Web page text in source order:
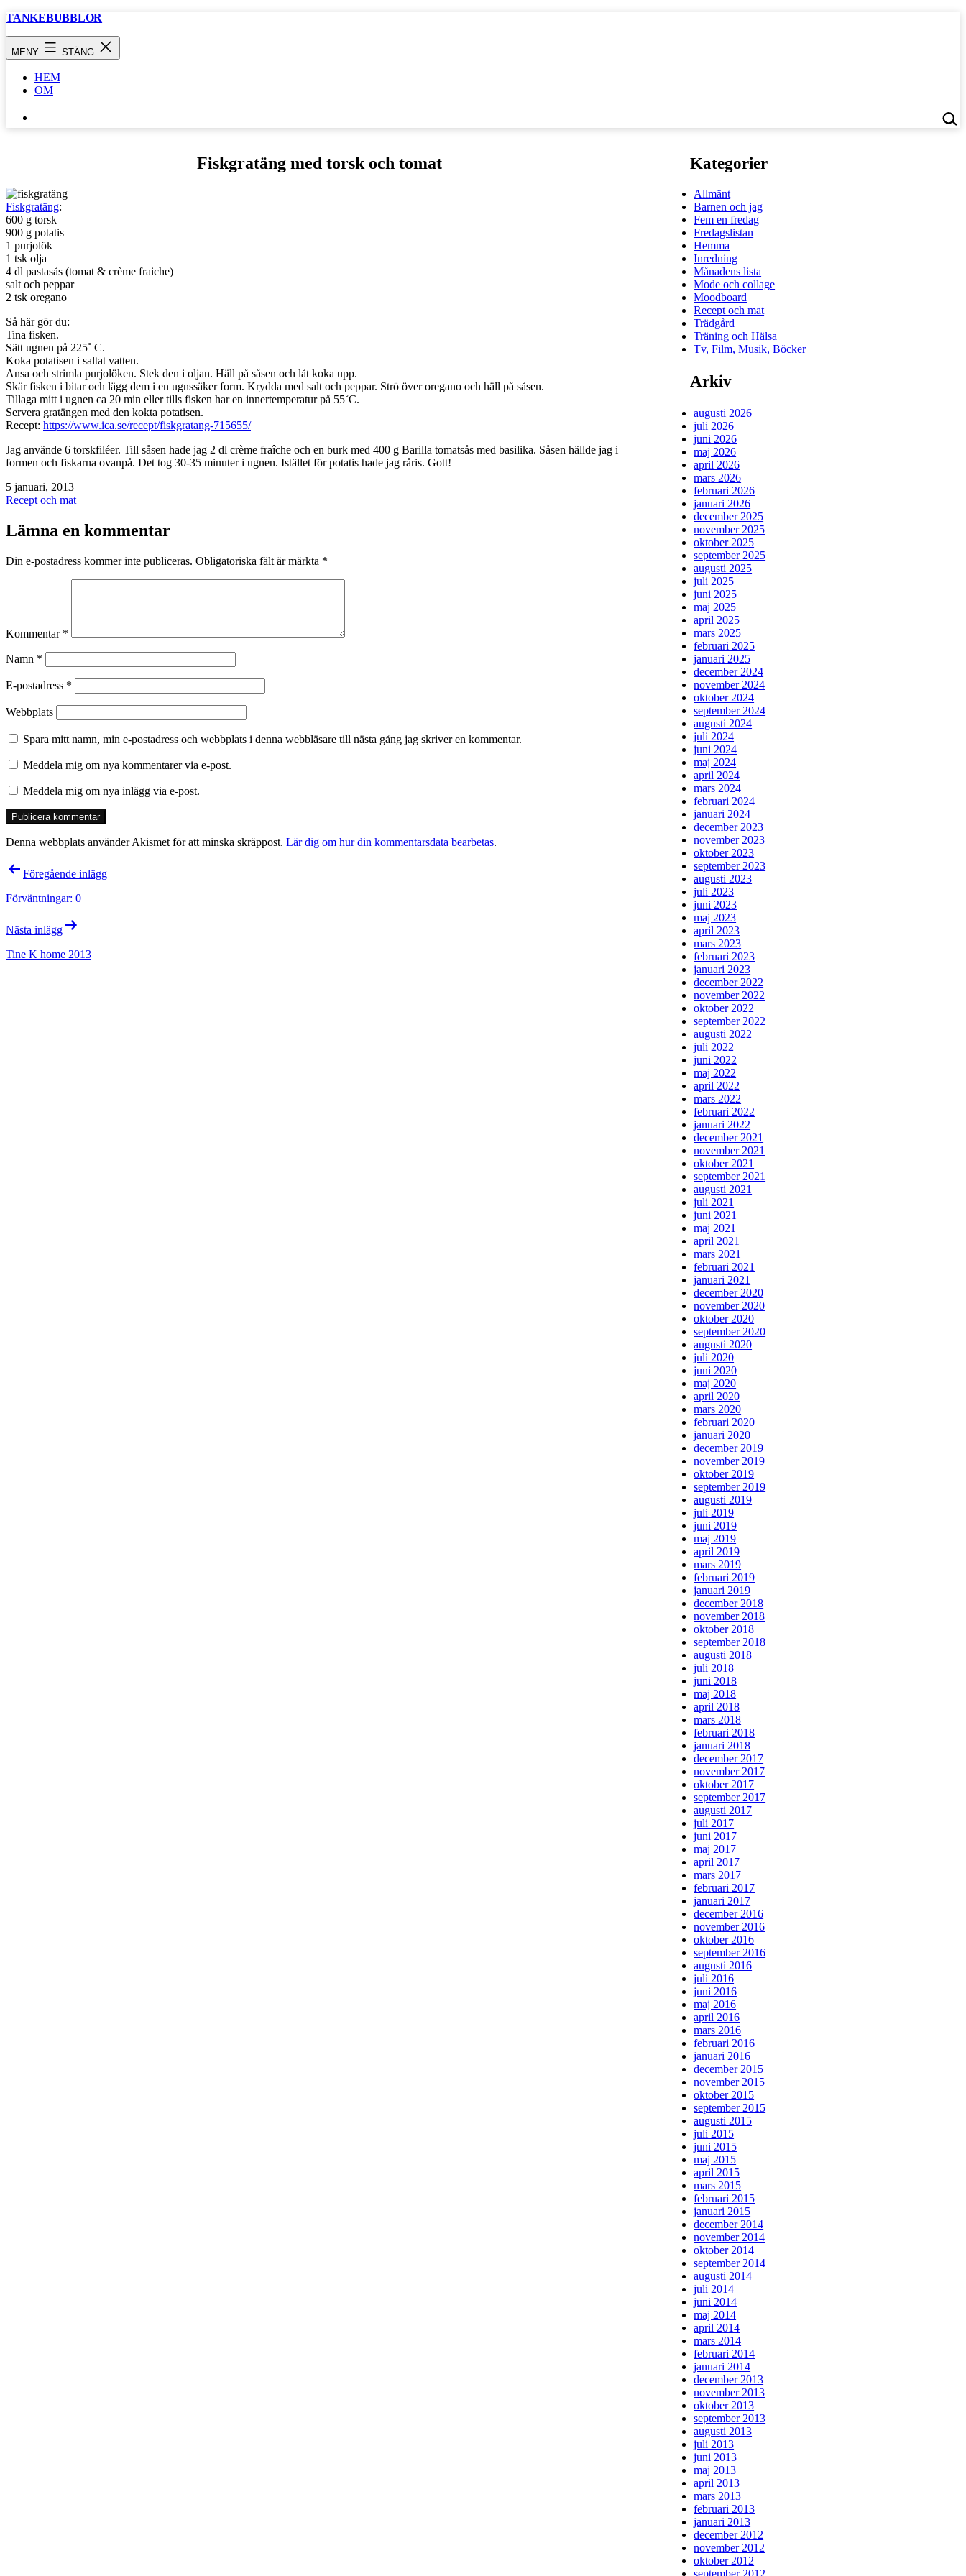
Hoppa
TANKEBUBBLOR
MENY STÄNG
HEM
OM
…
Fiskgratäng med torsk och tomat
Fiskgratäng:
600 g torsk
900 g potatis
1 purjolök
1 tsk olja
4 dl pastasås (tomat & crème fraiche)
salt och peppar
2 tsk oregano
Så här gör du:
Tina fisken.
Sätt ugnen på 225˚ C.
Koka potatisen i saltat vatten.
Ansa och strimla purjolöken. Stek den i oljan. Häll på såsen och låt koka upp.
Skär fisken i bitar och lägg dem i en ugnssäker form. Krydda med salt och peppar. Strö över oregano och häll på såsen.
Tillaga mitt i ugnen ca 20 min eller tills fisken har en innertemperatur på 55˚C.
Servera gratängen med den kokta potatisen.
Recept: https://www.ica.se/recept/fiskgratang-715655/
Jag använde 6 torskfiléer. Till såsen hade jag 2 dl crème fraîche och en burk med 400 g Barilla tomatsås med basilika. Såsen hällde jag i
formen och fiskarna ovanpå. Det tog 30-35 minuter i ugnen. Istället för potatis hade jag råris. Gott!
Publicerat
den
5 januari, 2013
Kategoriserat
Recept och mat
Lämna en kommentar
Din e-postadress kommer inte publiceras. Obligatoriska fält är märkta *
Kommentar *
Namn *
E-postadress *
Webbplats
Spara mitt namn, min e-postadress och webbplats i denna webbläsare till nästa gång jag skriver en kommentar.
Meddela mig om nya kommentarer via e-post.
Meddela mig om nya inlägg via e-post.
Denna webbplats använder Akismet för att minska skräppost. Lär dig om hur din kommentarsdata bearbetas.
Inläggsnavigering
Föregående inlägg
Förväntningar: 0
Nästa inlägg
Tine K home 2013
Kategorier
Allmänt
Barnen och jag
Fem en fredag
Fredagslistan
Hemma
Inredning
Månadens lista
Mode och collage
Moodboard
Recept och mat
Trädgård
Träning och Hälsa
Tv, Film, Musik, Böcker
Arkiv
augusti 2026
juli 2026
juni 2026
maj 2026
april 2026
mars 2026
februari 2026
januari 2026
december 2025
november 2025
oktober 2025
september 2025
augusti 2025
juli 2025
juni 2025
maj 2025
april 2025
mars 2025
februari 2025
januari 2025
december 2024
november 2024
oktober 2024
september 2024
augusti 2024
juli 2024
juni 2024
maj 2024
april 2024
mars 2024
februari 2024
januari 2024
december 2023
november 2023
oktober 2023
september 2023
augusti 2023
juli 2023
juni 2023
maj 2023
april 2023
mars 2023
februari 2023
januari 2023
december 2022
november 2022
oktober 2022
september 2022
augusti 2022
juli 2022
juni 2022
maj 2022
april 2022
mars 2022
februari 2022
januari 2022
december 2021
november 2021
oktober 2021
september 2021
augusti 2021
juli 2021
juni 2021
maj 2021
april 2021
mars 2021
februari 2021
januari 2021
december 2020
november 2020
oktober 2020
september 2020
augusti 2020
juli 2020
juni 2020
maj 2020
april 2020
mars 2020
februari 2020
januari 2020
december 2019
november 2019
oktober 2019
september 2019
augusti 2019
juli 2019
juni 2019
maj 2019
april 2019
mars 2019
februari 2019
januari 2019
december 2018
november 2018
oktober 2018
september 2018
augusti 2018
juli 2018
juni 2018
maj 2018
april 2018
mars 2018
februari 2018
januari 2018
december 2017
november 2017
oktober 2017
september 2017
augusti 2017
juli 2017
juni 2017
maj 2017
april 2017
mars 2017
februari 2017
januari 2017
december 2016
november 2016
oktober 2016
september 2016
augusti 2016
juli 2016
juni 2016
maj 2016
april 2016
mars 2016
februari 2016
januari 2016
december 2015
november 2015
oktober 2015
september 2015
augusti 2015
juli 2015
juni 2015
maj 2015
april 2015
mars 2015
februari 2015
januari 2015
december 2014
november 2014
oktober 2014
september 2014
augusti 2014
juli 2014
juni 2014
maj 2014
april 2014
mars 2014
februari 2014
januari 2014
december 2013
november 2013
oktober 2013
september 2013
augusti 2013
juli 2013
juni 2013
maj 2013
april 2013
mars 2013
februari 2013
januari 2013
december 2012
november 2012
oktober 2012
september 2012